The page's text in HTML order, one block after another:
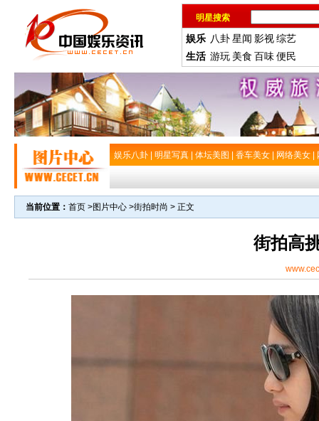
明星搜索
娱乐 八卦星闻 影视综艺
生活 游玩 美食 百味便民
娱乐八卦 明星写真 体坛美图 香车美女 网络美女
当前位置： 首页 >图片中心 >街拍时尚 > 正文
街拍高